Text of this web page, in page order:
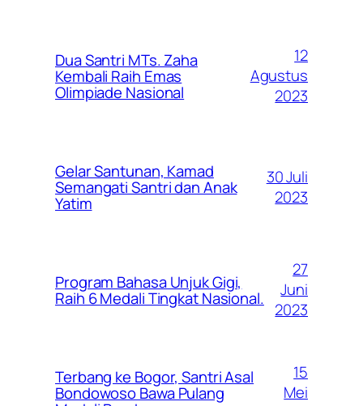
Dua Santri MTs. Zaha
Kembali Raih Emas
Olimpiade Nasional
12
Agustus
2023
Gelar Santunan, Kamad
Semangati Santri dan Anak
Yatim
30 Juli
2023
Program Bahasa Unjuk Gigi,
Raih 6 Medali Tingkat Nasional.
27
Juni
2023
Terbang ke Bogor, Santri Asal
Bondowoso Bawa Pulang
15
Mei